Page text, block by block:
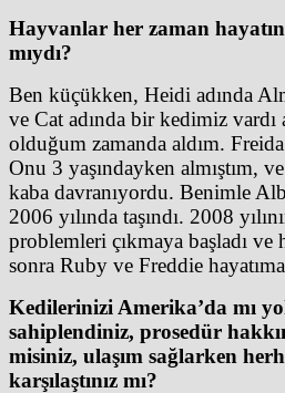
Hayvanlar her zaman
mıydı?
Ben küçükken, Heidi adında
ve Cat adında bir kedimiz
olduğum zamanda aldım.
Onu 3 yaşındayken almıştım,
kaba davranıyordu. Benimle
2006 yılında taşındı. 2008
problemleri çıkmaya başladı ve
sonra Ruby ve Freddie
Kedilerinizi Amerika’da mı
sahiplendiniz, prosedür
misiniz, ulaşım sağlarken
karşılaştınız mı?